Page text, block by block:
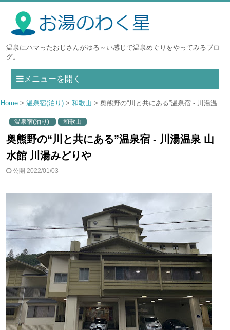
温泉にハマったおじさんがゆる～い感じで温泉めぐりをやってみるブロ
グ。
メニューを開く
Home 温泉宿(泊り) 和歌山 奥熊野の“川と共にある”温泉宿 - 川湯温泉 山水館 川湯みどりや
温泉宿(泊り) 和歌山
奥熊野の“川と共にある”温泉宿 - 川湯温泉 山
水館 川湯みどりや
公開 2022/01/03